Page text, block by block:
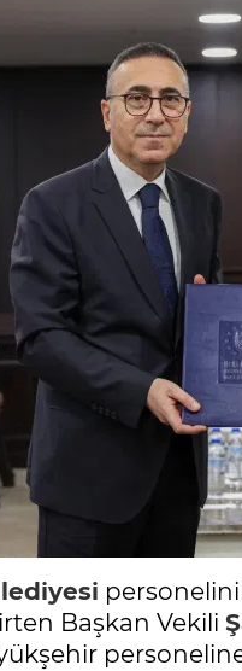
Başkan Vekili
personeline